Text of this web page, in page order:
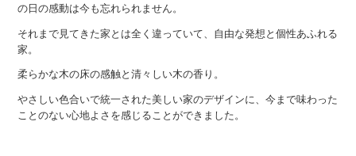
の日の感動は今も忘れられません。
それまで見てきた家とは全く違っていて、自由な発想と個性あふれる
家。
柔らかな木の床の感触と清々しい木の香り。
やさしい色合いで統一された美しい家のデザインに、今まで味わった
ことのない心地よさを感じることができました。